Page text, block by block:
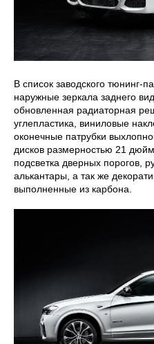
В список заводского тюнинг-
наружные зеркала заднего
обновленная радиаторная
углепластика, виниловые
оконечные патрубки
дисков размерностью 21
подсветка дверных порогов,
алькантары, а так же
выполненные из карбона.